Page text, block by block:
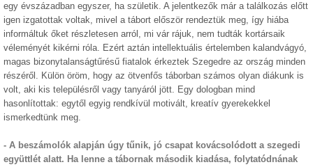
egy évszázadban egyszer, ha születik. A jelentkezők már a találkozás előtt
igen izgatottak voltak, mivel a tábort először rendeztük meg, így hiába
informáltuk őket részletesen arról, mi vár rájuk, nem tudták kortársaik
véleményét kikérni róla. Ezért aztán intellektuális értelemben kalandvágyó,
magas bizonytalanságtűrésű fiatalok érkeztek Szegedre az ország minden
részéről. Külön öröm, hogy az ötvenfős táborban számos olyan diákunk is
volt, aki kis településről vagy tanyáról jött. Egy dologban mind
hasonlítottak: egytől egyig rendkívül motivált, kreatív gyerekekkel
ismerkedtünk meg.
- A beszámolók alapján úgy tűnik, jó csapat kovácsolódott a szegedi
együttlét alatt. Ha lenne a tábornak második kiadása, folytatódnának